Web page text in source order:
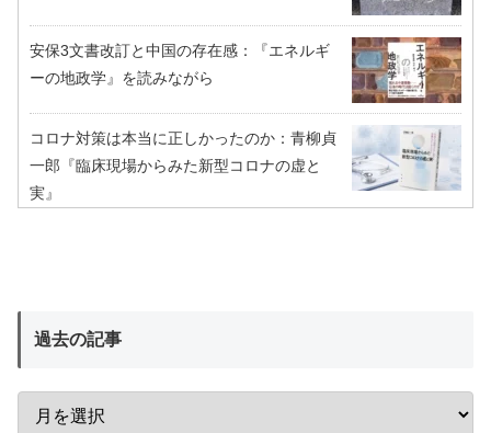
安保3文書改訂と中国の存在感：『エネルギ
ーの地政学』を読みながら
コロナ対策は本当に正しかったのか：青柳貞
一郎『臨床現場からみた新型コロナの虚と
実』
過去の記事